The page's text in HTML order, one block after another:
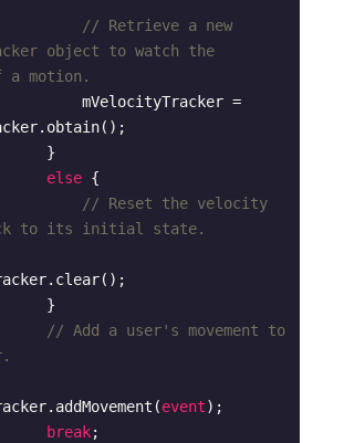
// Retrieve a new
object to watch the
motion.
else {
// Reset the velocity
to its initial state.
// Add a user's movement to
event);
break;